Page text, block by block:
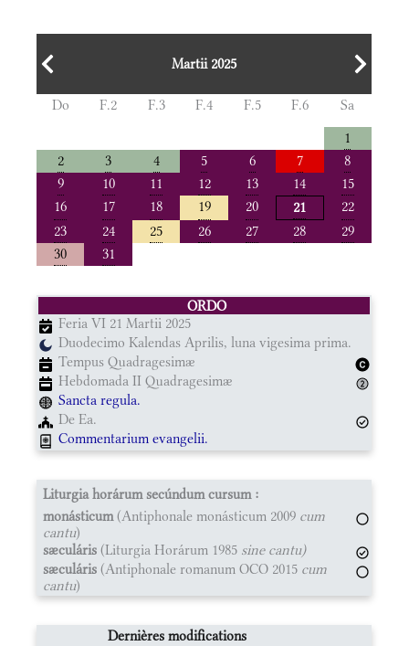
Martii 2025
Do F.2 F.3 F.4 F.5 F.6
Sa
1
2
3 4 5 6 7
8
9
10 11 12 13 14
15
16
17 18 19 20 21
22
23
24 25 26 27 28
29
30
31
ORDO
Feria VI 21 Martii 2025
Duodecimo Kalendas Aprilis, luna vigesima prima.
Tempus Quadragesimæ
Hebdomada II Quadragesimæ
Sancta regula.
De Ea.
Commentarium evangelii.
Liturgia horárum secúndum cursum :
monásticum(Antiphonale monásticum 2009 cum
cantu)
sæculáris (Liturgia Horárum 1985 sine cantu)
sæculáris (Antiphonale romanum OCO 2015 cum
cantu)
Dernières modifications